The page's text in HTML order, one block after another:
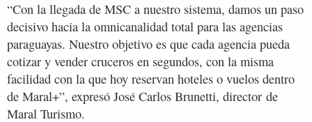
“Con la llegada de MSC a nuestro sistema, damos un paso
decisivo hacia la omnicanalidad total para las agencias
paraguayas. Nuestro objetivo es que cada agencia pueda
cotizar y vender cruceros en segundos, con la misma
facilidad con la que hoy reservan hoteles o vuelos dentro
de Maral+”, expresó José Carlos Brunetti, director de
Maral Turismo.